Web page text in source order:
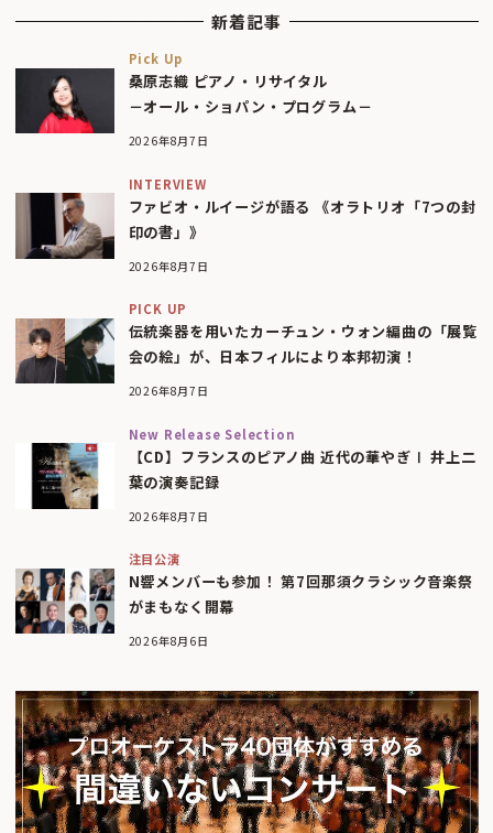
新着記事
Pick Up
桑原志織 ピアノ・リサイタル
－オール・ショパン・プログラム－
2026年8月7日
INTERVIEW
ファビオ・ルイージが語る 《オラトリオ「7つの封
印の書」》
2026年8月7日
PICK UP
伝統楽器を用いたカーチュン・ウォン編曲の「展覧
会の絵」が、日本フィルにより本邦初演！
2026年8月7日
New Release Selection
【CD】フランスのピアノ曲 近代の華やぎⅠ 井上二
葉の演奏記録
2026年8月7日
注目公演
N響メンバーも参加！ 第7回那須クラシック音楽祭
がまもなく開幕
2026年8月6日